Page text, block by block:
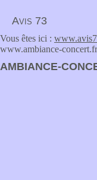
Avis 73
Vous êtes ici :
www.ambiance-concert.fr
AMBIANCE-